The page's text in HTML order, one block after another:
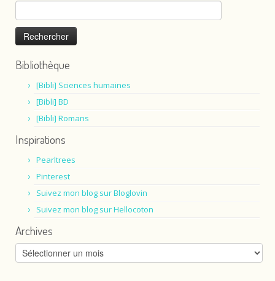
Rechercher :
Bibliothèque
[Bibli] Sciences humaines
[Bibli] BD
[Bibli] Romans
Inspirations
Pearltrees
Pinterest
Suivez mon blog sur Bloglovin
Suivez mon blog sur Hellocoton
Archives
Archives